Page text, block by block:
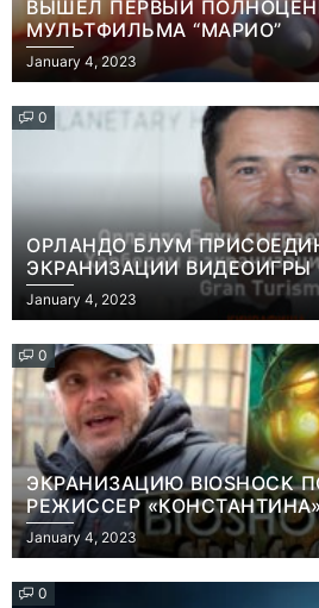
ВЫШЕЛ ПЕРВЫЙ
МУЛЬТФИЛЬМА “МАРИО”
January 4, 2023
0
ОРЛАНДО БЛУМ
ЭКРАНИЗАЦИИ ВИДЕОИГРЫ
January 4, 2023
0
ЭКРАНИЗАЦИЮ BIOSHOCK
РЕЖИССЕР
ИГР»
January 4, 2023
0